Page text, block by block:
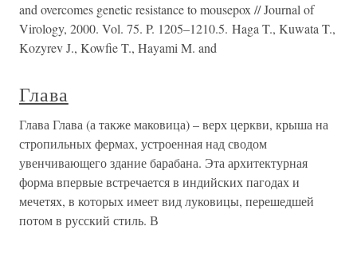
and overcomes genetic resistance to mousepox // Journal of
Virology, 2000. Vol. 75. P. 1205–1210.5. Haga T., Kuwata T.,
Kozyrev J., Kowfie T., Hayami M. and
Глава
Глава Глава (а также маковица) – верх церкви, крыша на
стропильных фермах, устроенная над сводом
увенчивающего здание барабана. Эта архитектурная
форма впервые встречается в индийских пагодах и
мечетях, в которых имеет вид луковицы, перешедшей
потом в русский стиль. В